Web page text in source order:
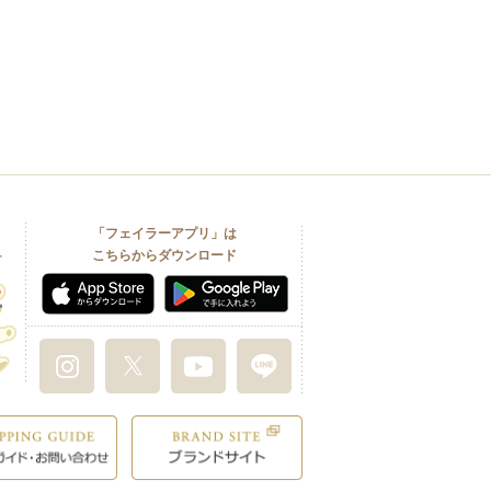
「フェイラーアプリ」は
こちらからダウンロード